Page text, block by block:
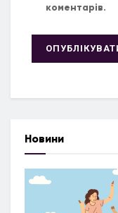
коментарів.
Новини